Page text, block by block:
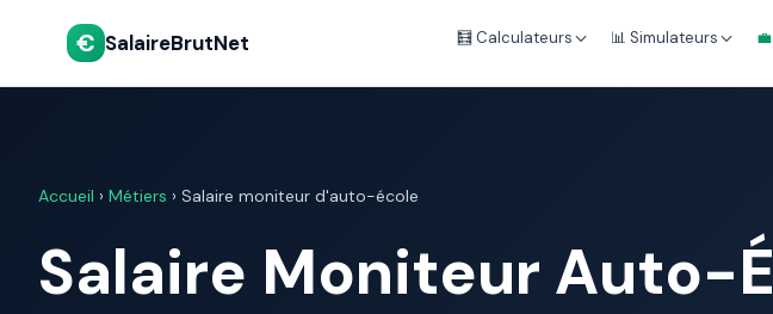
€ SalaireBrutNet 🧮 Calculateurs 📊 Simulateurs
Accueil › Métiers › Salaire moniteur d'auto-école
Salaire Moniteur Auto-